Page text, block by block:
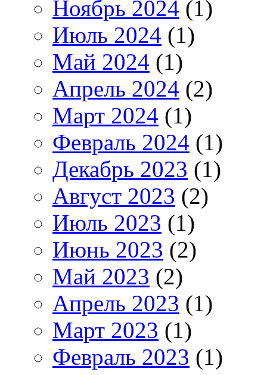
Ноябрь 2024 (1)
Июль 2024 (1)
Май 2024 (1)
Апрель 2024 (2)
Март 2024 (1)
Февраль 2024 (1)
Декабрь 2023 (1)
Август 2023 (2)
Июль 2023 (1)
Июнь 2023 (2)
Май 2023 (2)
Апрель 2023 (1)
Март 2023 (1)
Февраль 2023 (1)